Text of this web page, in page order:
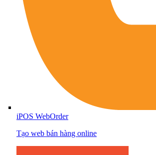
iPOS WebOrder
Tạo web bán hàng online